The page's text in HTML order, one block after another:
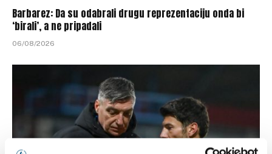
Barbarez: Da su odabrali drugu reprezentaciju onda bi
‘birali’, a ne pripadali
06/08/2026